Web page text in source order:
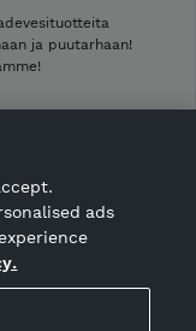
the Financial
ja puutarhaan!
ads